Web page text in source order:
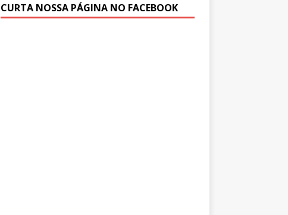
CURTA NOSSA PÁGINA NO FACEBOOK